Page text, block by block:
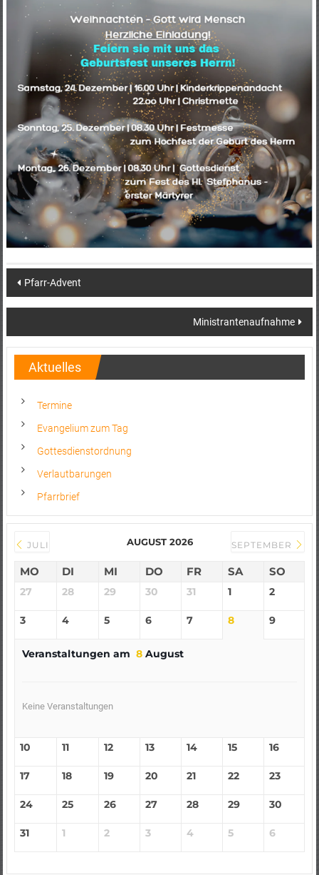
Post
navigation
Pfarr-Advent
Ministrantenaufnahme
Aktuelles
Termine
Evangelium zum Tag
Gottesdienstordnung
Verlautbarungen
Pfarrbrief
JULI AUGUST 2026 SEPTEMBER
MO DI MI DO FR SA SO
27 28 29 30 31 1 2
3 4 5 6 7 8 9
Veranstaltungen am 8August
Keine Veranstaltungen
10 11 12 13 14 15 16
17 18 19 20 21 22 23
24 25 26 27 28 29 30
31 1 2 3 4 5 6